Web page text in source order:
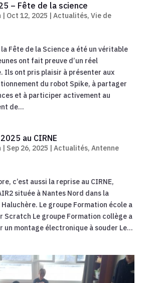
– Fête de la science
| Oct 12, 2025 | Actualités, Vie de
Fête de la Science a été un véritable
ont fait preuve d’un réel
Ils ont pris plaisir à présenter aux
du robot Spike, à partager
et à participer activement au
de...
au CIRNE
| Sep 26, 2025 | Actualités, Antenne
c’est aussi la reprise au CIRNE,
située à Nantes Nord dans la
Le groupe Formation école a
Scratch Le groupe Formation collège a
un montage électronique à souder Le...